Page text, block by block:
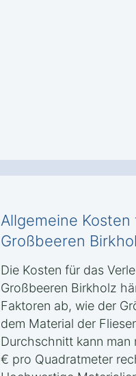
Allgemeine
Großbeeren
Die Kosten für das
Großbeeren Birkholz
Faktoren ab, wie der
dem Material der
Durchschnitt kann
€ pro Quadratmeter